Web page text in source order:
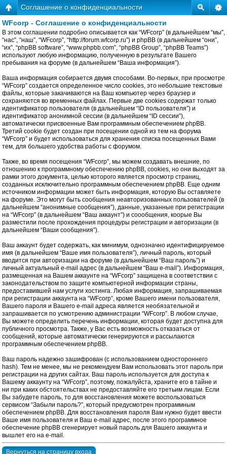
Соглашение о конфиденциальности
WFcorp - Соглашение о конфиденциальности
В этом соглашении подробно описывается как “WFcorp” (в дальнейшем “мы”,
“нас”, “наш”, “WFcorp”, “http://forum.wfcorp.ru”) и phpBB (в дальнейшем “они”,
“их”, “phpBB software”, “www.phpbb.com”, “phpBB Group”, “phpBB Teams”)
используют любую информацию, полученную в результате Вашего
пребывания на форуме (в дальнейшем “Ваша информация”).
Ваша информация собирается двумя способами. Во-первых, при просмотре
“WFcorp” создается определенное число cookies, это небольшие текстовые
файлы, которые закачиваются на Ваш компьютер через браузер и
сохраняются во временных файлах. Первые две cookies содержат только
идентификатор пользователя (в дальнейшем “ID пользователя”) и
идентификатор анонимной сессии (в дальнейшем “ID сессии”),
автоматически присвоенные Вам программным обеспечением phpBB.
Третий cookie будет создан при посещении одной из тем на форума
“WFcorp” и будет использоваться для хранения списка посещенных Вами
тем, для большего удобства работы с форумом.
Также, во время посещения “WFcorp”, мы можем создавать внешние, по
отношению к программному обеспечению phpBB, cookies, но они выходят за
рамки этого документа, целью которого является просмотр страниц,
созданных исключительно программным обеспечением phpBB. Еще одним
источником информации может быть информация, которую Вы оставляете
на форуме. Это могут быть сообщения неавторизованных пользователей (в
дальнейшем “анонимные сообщения”), данные, указанные при регистрации
на “WFcorp” (в дальнейшем “Ваш аккаунт”) и соообщения, коорые Вы
разместили после прохождения процедуры регистрации и авторизации (в
дальнейшем “Ваши сообщения”).
Ваш аккаунт будет содержать, как минимум, однозначно идентифицируемое
имя (в дальнейшем “Ваше имя пользователя”), личный пароль, который
вводится при авторизации на форуме (в дальнейшем “Ваш пароль”) и
личный актуальный e-mail адрес (в дальнейшем “Ваш e-mail”). Информация,
размещенная на Вашем аккаунте на “WFcorp” защищена в соответствии с
законодательством по защите компьютерной информации страны,
предоставившей нам услуги хостинга. Любая информация, запрашиваемая
при регистрации аккаунта на “WFcorp”, кроме Вашего имени пользователя,
Вашего пароля и Вашего e-mail адреса является необязательной и
запрашивается по усмотрению администрации “WFcorp”. В любом случае,
Вы можете определить перечень информации, которая будет доступна для
публичного просмотра. Также, у Вас есть возможность отказаться от
сообщений, которые автоматически генерируются и рассылаются
программным обеспечением phpBB.
Ваш пароль надежно зашифрован (с использованием одностороннего
hash). Тем не менее, мы не рекомендуем Вам использовать этот пароль при
регистрации на других сайтах. Ваш пароль используется для доступа к
Вашему аккаунту на “WFcorp”, поэтому, пожалуйста, храните его в тайне и
ни при каких обстоятельствах не предоставляйте его третьим лицам. Если
Вы забудете пароль, то для восстановления можете воспользоваться
сервисом “Забыли пароль?”, который предусмотрен программным
обеспечением phpBB. Для восстановления пароля Вам нужно будет ввести
Ваше имя пользователя и Ваш e-mail адрес, после этого программное
обеспечение phpBB сгенерирует новый пароль для Вашего аккаунта и
вышлет его на e-mail.
Вернуться на страницу входа